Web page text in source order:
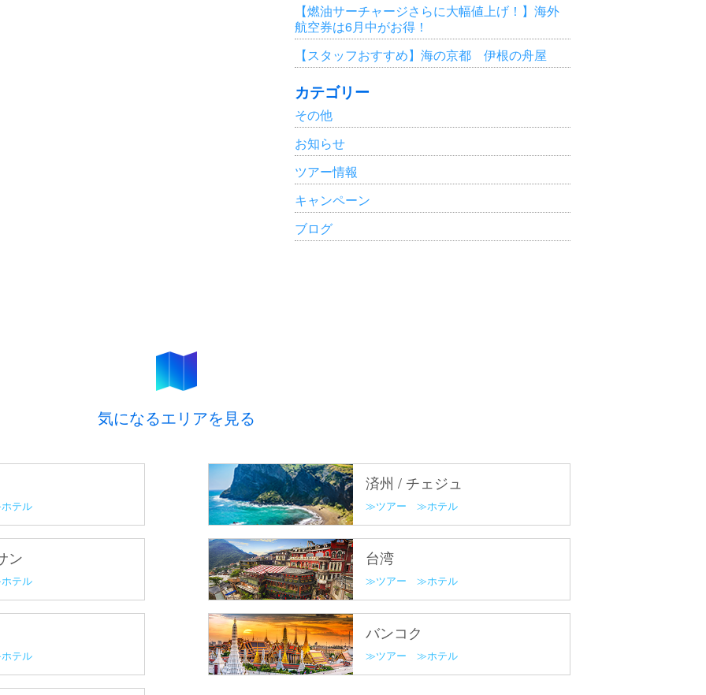
【燃油サーチャージさらに大幅値上げ！】海外
航空券は6月中がお得！
【スタッフおすすめ】海の京都 伊根の舟屋
カテゴリー
その他
お知らせ
ツアー情報
キャンペーン
ブログ
気になるエリアを見る
ホテル
済州 / チェジュ
ツアー ホテル
ン
ホテル
台湾
ツアー ホテル
ホテル
バンコク
ツアー ホテル